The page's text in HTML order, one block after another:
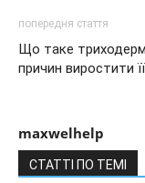
попередня стаття
Що таке
причин виростити
maxwelhelp
СТАТТІ ПО ТЕМІ